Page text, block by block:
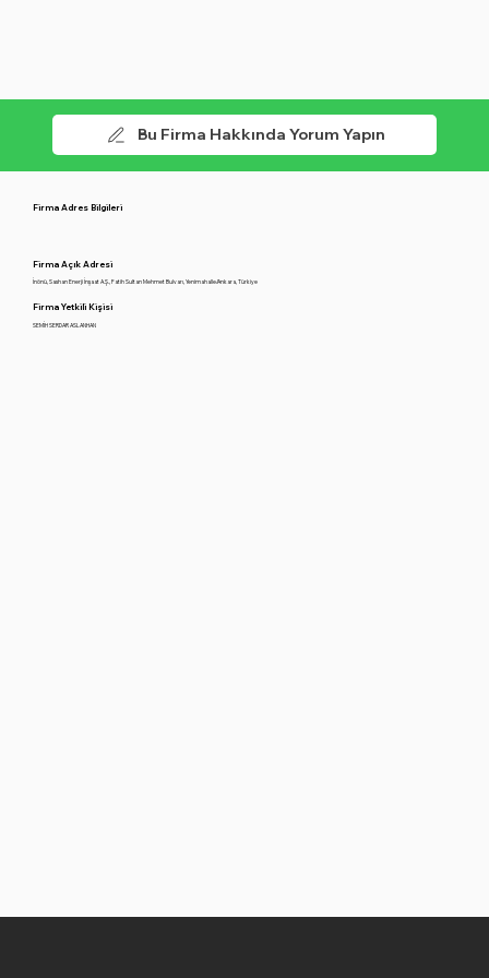
Bu Firma Hakkında Yorum Yapın
Firma Açık Adresi
İnönü, Sashan Enerji İnşaat A.Ş., Fatih Sultan Mehmet Bulvarı, Yenimahalle/Ankara, Türkiye
Firma Yetkili Kişisi
SEMİH SERDAR ASLANHAN
Firma Adres Bilgileri